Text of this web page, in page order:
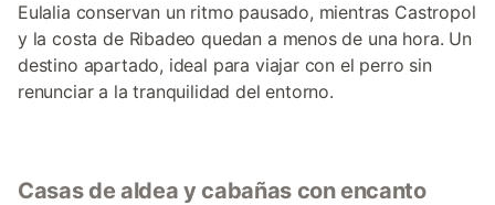
Eulalia conservan un ritmo pausado, mientras Castropol
y la costa de Ribadeo quedan a menos de una hora. Un
destino apartado, ideal para viajar con el perro sin
renunciar a la tranquilidad del entorno.
Casas de aldea y cabañas con encanto